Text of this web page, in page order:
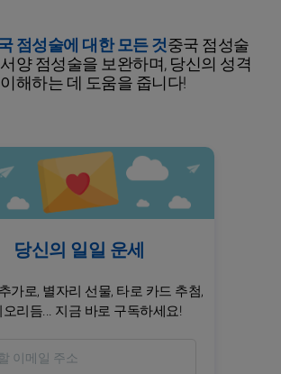
점성술에 대한 모든 것중국 점성술
양 점성술을 보완하며, 당신의 성격
해하는 데 도움을 줍니다!
당신의 일일 운세
가로, 별자리 선물, 타로 카드 추첨,
오리듬... 지금 바로 구독하세요!